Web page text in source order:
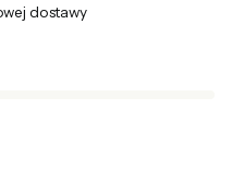
dostawy